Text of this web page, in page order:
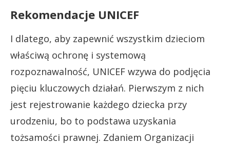
Rekomendacje UNICEF
I dlatego, aby zapewnić wszystkim dzieciom
właściwą ochronę i systemową
rozpoznawalność, UNICEF wzywa do podjęcia
pięciu kluczowych działań. Pierwszym z nich
jest rejestrowanie każdego dziecka przy
urodzeniu, bo to podstawa uzyskania
tożsamości prawnej. Zdaniem Organizacji